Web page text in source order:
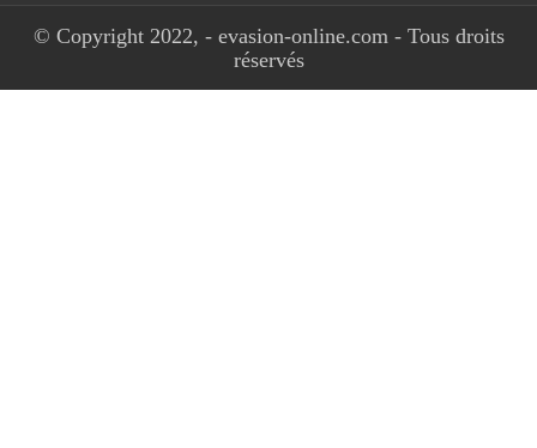
© Copyright 2022, - evasion-online.com - Tous droits
réservés